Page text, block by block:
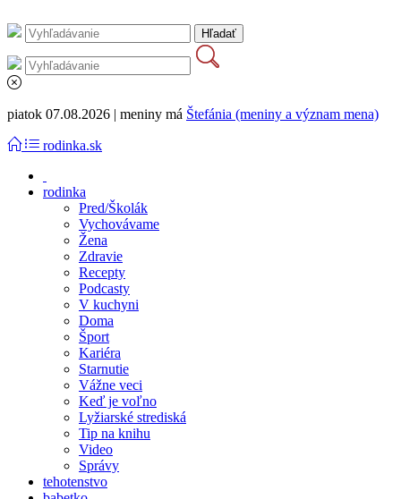
piatok 07.08.2026 | meniny má Štefánia (meniny a význam mena)
rodinka.sk
rodinka
Pred/Školák
Vychovávame
Žena
Zdravie
Recepty
Podcasty
V kuchyni
Doma
Šport
Kariéra
Starnutie
Vážne veci
Keď je voľno
Lyžiarské strediská
Tip na knihu
Video
Správy
tehotenstvo